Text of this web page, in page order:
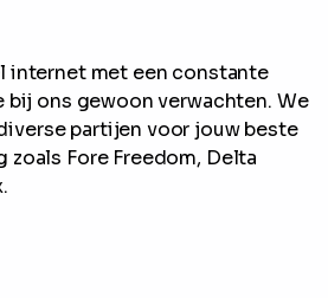
internet met een constante
bij ons gewoon verwachten. We
partijen voor jouw beste
zoals Fore Freedom, Delta